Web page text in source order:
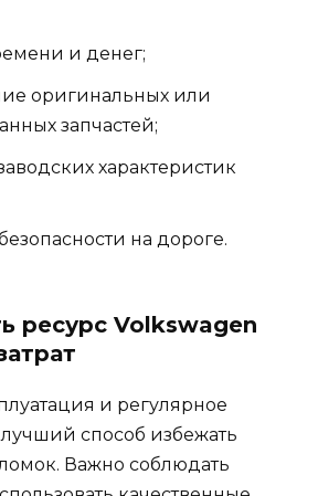
и денег;
оригинальных или
запчастей;
характеристик
на дороге.
ресурс Volkswagen
и регулярное
способ избежать
Важно соблюдать